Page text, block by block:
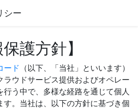
シー
護方針】
ード （以下、「当社」といいます）
ラウドサービス提供およびオペレー
行う中で、多様な経路を通じて個人
す。当社は、以下の方針に基づき個